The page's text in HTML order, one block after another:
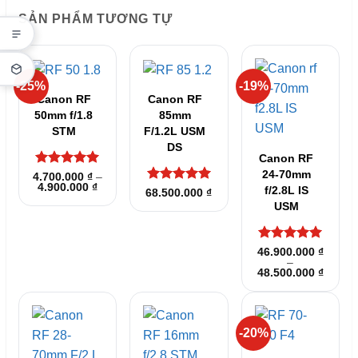
SẢN PHẨM TƯƠNG TỰ
-25%
Canon RF
50mm f/1.8
STM
Được xếp
hạng55
4.700.000₫ –
4.900.000₫Khoảng
từ
Canon RF
85mm
F/1.2L USM
DS
Được xếp
68.500.000₫
-19%
Canon RF
24-70mm
f/2.8L IS
USM
Được xếp
hạng5
sao
46.900.000 ₫
–
48.500.000 ₫
giá:
từ
-20%